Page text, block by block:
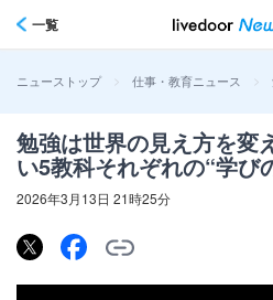
一覧
ニューストップ > 仕事・教育ニュース >
勉強は世界の見え方を変
い5教科それぞれの“学び
2026年3月13日 21時25分